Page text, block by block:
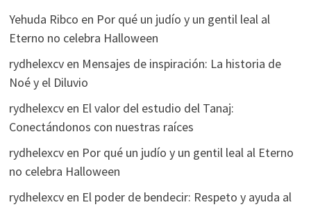
Yehuda Ribco en Por qué un judío y un gentil leal al
Eterno no celebra Halloween
rydhelexcven Mensajes de inspiración: La historia de
Noé y el Diluvio
rydhelexcven El valor del estudio del Tanaj:
Conectándonos con nuestras raíces
rydhelexcven Por qué un judío y un gentil leal al Eterno
no celebra Halloween
rydhelexcven El poder de bendecir: Respeto y ayuda al